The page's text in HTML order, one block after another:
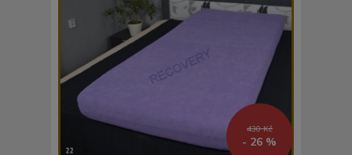
430 Kč
- 26 %